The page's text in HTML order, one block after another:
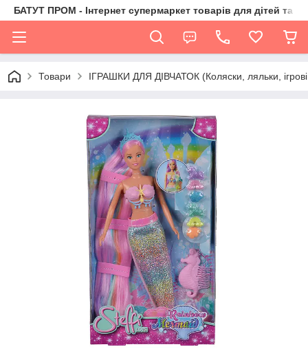
БАТУТ ПРОМ - Інтернет супермаркет товарів для дітей та їх
Товари ІГРАШКИ ДЛЯ ДІВЧАТОК (Коляски, ляльки,